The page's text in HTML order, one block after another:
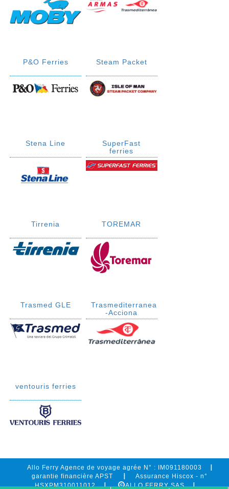
P&O Ferries Steam Packet
Stena Line
SuperFast
ferries
Tirrenia TOREMAR
Trasmed GLE
Trasmediterranea
-Acciona
ventouris ferries
Allo Ferry Agence de voyage agrée N° : IM091180003
garantie financière APST
Assurance Hiscox - n°
HSXPM310011012
ALLO FERRY SAS